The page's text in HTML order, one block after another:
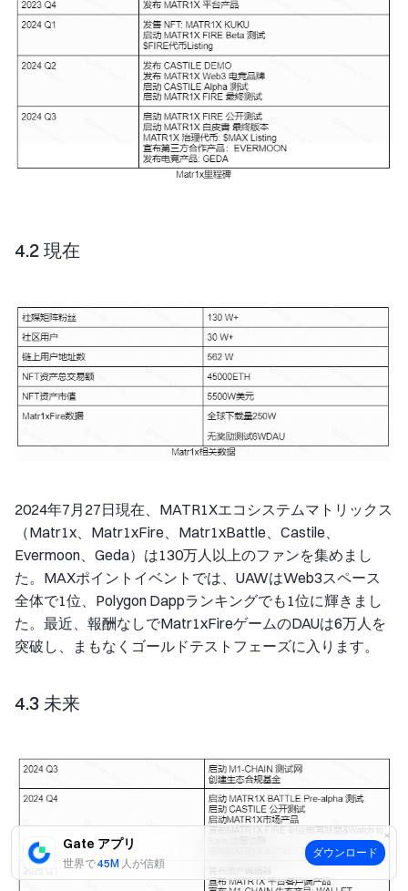
Gate アプリ
世界で45M 人が信頼
ダウンロード
4.2 現在
2024年7月27日現在、MATR1Xエコシステムマトリックス
（Matr1x、Matr1xFire、Matr1xBattle、Castile、
Evermoon、Geda）は130万人以上のファンを集めまし
た。MAXポイントイベントでは、UAWはWeb3スペース
全体で1位、Polygon Dappランキングでも1位に輝きまし
た。最近、報酬なしでMatr1xFireゲームのDAUは6万人を
突破し、まもなくゴールドテストフェーズに入ります。
4.3 未来